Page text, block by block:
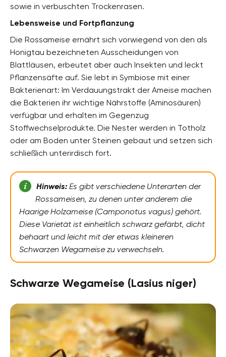
sowie in verbuschten Trockenrasen.
Lebensweise und Fortpflanzung
Die Rossameise ernährt sich vorwiegend von den als
Honigtau bezeichneten Ausscheidungen von
Blattläusen, erbeutet aber auch Insekten und leckt
Pflanzensäfte auf. Sie lebt in Symbiose mit einer
Bakterienart: Im Verdauungstrakt der Ameise machen
die Bakterien ihr wichtige Nährstoffe (Aminosäuren)
verfügbar und erhalten im Gegenzug
Stoffwechselprodukte. Die Nester werden in Totholz
oder am Boden unter Steinen gebaut und setzen sich
schließlich unterirdisch fort.
Hinweis: Es gibt verschiedene Unterarten der
Rossameisen, zu denen unter anderem die
Haarige Holzameise (Camponotus vagus) gehört.
Diese Varietät ist einheitlich schwarz gefärbt, dicht
behaart und leicht mit der etwas kleineren
Schwarzen Wegameise zu verwechseln.
Schwarze Wegameise (Lasius niger)